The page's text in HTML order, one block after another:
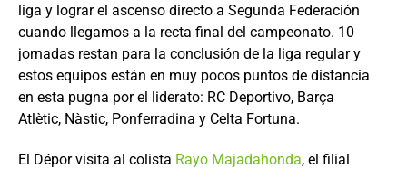
liga y lograr el ascenso directo a Segunda Federación
cuando llegamos a la recta final del campeonato. 10
jornadas restan para la conclusión de la liga regular y
estos equipos están en muy pocos puntos de distancia
en esta pugna por el liderato: RC Deportivo, Barça
Atlètic, Nàstic, Ponferradina y Celta Fortuna.
El Dépor visita al colista Rayo Majadahonda, el filial